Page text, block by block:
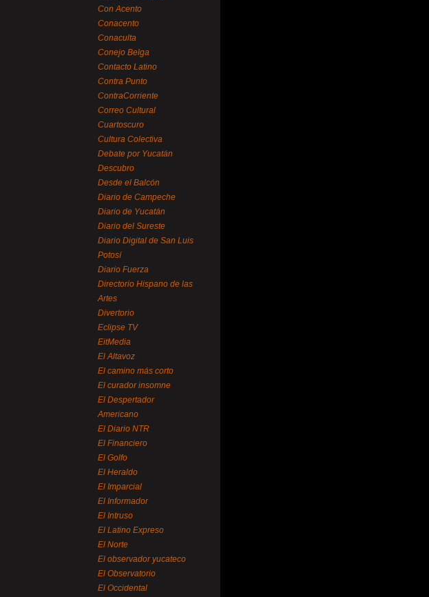
Con Acento
Conacento
Conaculta
Conejo Belga
Contacto Latino
Contra Punto
ContraCorriente
Correo Cultural
Cuartoscuro
Cultura Colectiva
Debate por Yucatán
Descubro
Desde el Balcón
Diario de Campeche
Diario de Yucatán
Diario del Sureste
Diario Digital de San Luis
Potosí
Diario Fuerza
Directorio Hispano de las
Artes
Divertorio
Eclipse TV
EitMedia
El Altavoz
El camino más corto
El curador insomne
El Despertador
Americano
El Diario NTR
El Financiero
El Golfo
El Heraldo
El Imparcial
El Informador
El Intruso
El Latino Expreso
El Norte
El observador yucateco
El Observatorio
El Occidental